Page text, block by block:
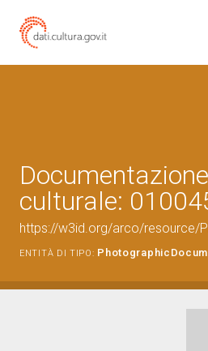
culturale:
https://w3id.org/arco/resource/
ENTITÀ DI TIPO: